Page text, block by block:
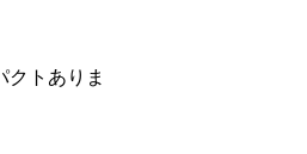
トありま